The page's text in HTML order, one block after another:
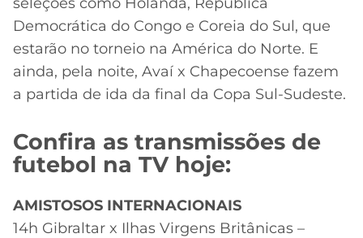
Democrática do Congo e Coreia do Sul, que
estarão no torneio na América do Norte. E
ainda, pela noite, Avaí x Chapecoense fazem
a partida de ida da final da Copa Sul-Sudeste.
Confira as transmissões de
futebol na TV hoje:
AMISTOSOS INTERNACIONAIS
14h Gibraltar x Ilhas Virgens Britânicas –